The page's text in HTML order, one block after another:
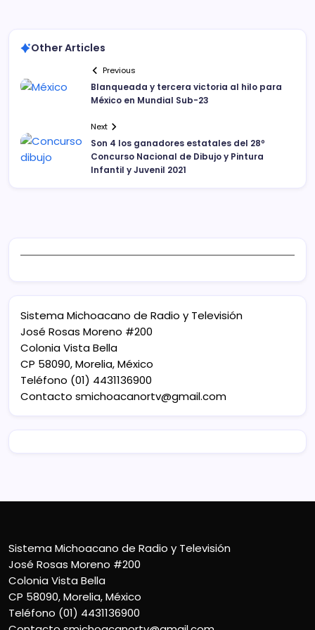
Other Articles
Previous
Blanqueada y tercera victoria al hilo para
México en Mundial Sub-23
Next
Son 4 los ganadores estatales del 28º
Concurso Nacional de Dibujo y Pintura
Infantil y Juvenil 2021
Sistema Michoacano de Radio y Televisión
José Rosas Moreno #200
Colonia Vista Bella
CP 58090, Morelia, México
Teléfono (01) 4431136900
Contacto smichoacanortv@gmail.com
Sistema Michoacano de Radio y Televisión
José Rosas Moreno #200
Colonia Vista Bella
CP 58090, Morelia, México
Teléfono (01) 4431136900